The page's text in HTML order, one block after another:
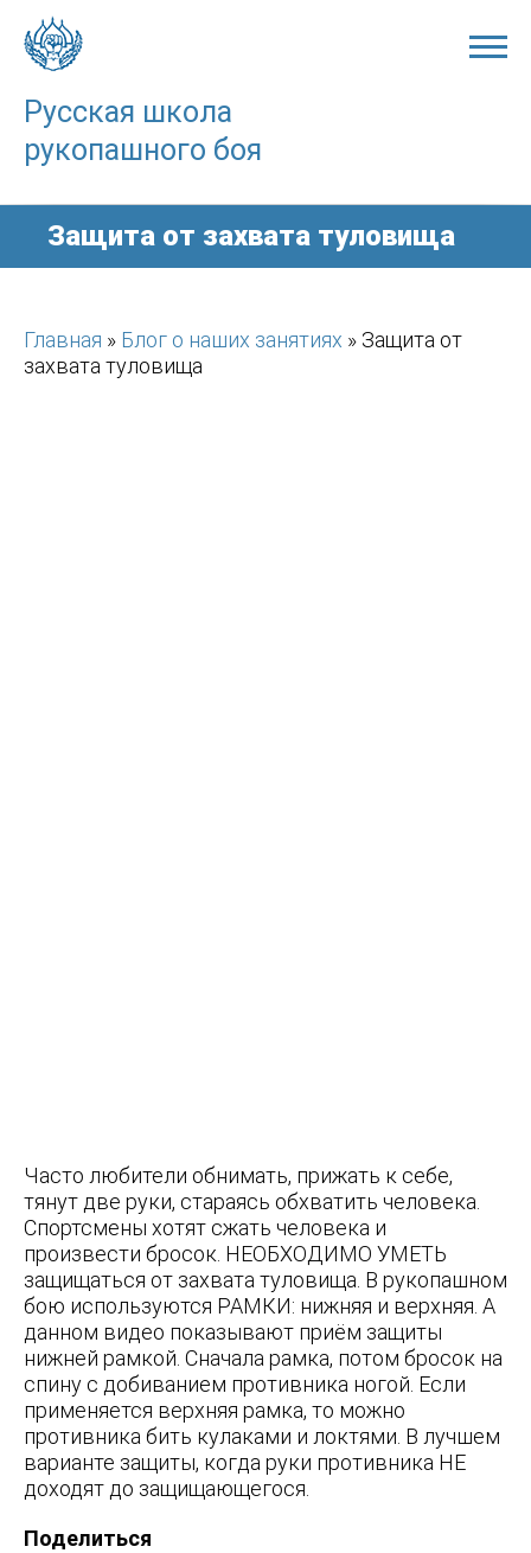
content
Русская школа
рукопашного боя
Защита от захвата туловища
Главная » Блог о наших занятиях » Защита от
захвата туловища
Часто любители обнимать, прижать к себе,
тянут две руки, стараясь обхватить человека.
Спортсмены хотят сжать человека и
произвести бросок. НЕОБХОДИМО УМЕТЬ
защищаться от захвата туловища. В рукопашном
бою используются РАМКИ: нижняя и верхняя. А
данном видео показывают приём защиты
нижней рамкой. Сначала рамка, потом бросок на
спину с добиванием противника ногой. Если
применяется верхняя рамка, то можно
противника бить кулаками и локтями. В лучшем
варианте защиты, когда руки противника НЕ
доходят до защищающегося.
Поделиться